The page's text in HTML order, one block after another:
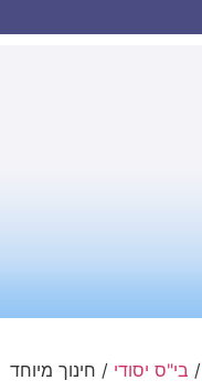
/ בי"ס יסודי / חינוך מיוחד